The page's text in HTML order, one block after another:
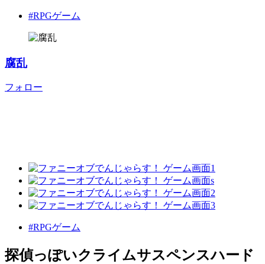
#RPGゲーム
腐乱
フォロー
#RPGゲーム
探偵っぽいクライムサスペンスハード